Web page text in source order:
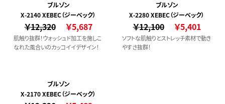
ブルゾン
X-2140 XEBEC（ジーベック）
￥12,320 ￥5,687
肌触り抜群！ウォッシュド加工を施しこ
なれた風合いのカッコイイデザイン！
ブルゾン
X-2280 XEBEC（ジーベック）
￥12,100 ￥5,401
ソフトな肌触りとストレッチ素材で動き
やすさ抜群！
ブルゾン
X-2170 XEBEC（ジーベック）